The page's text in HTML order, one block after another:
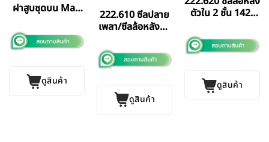
ฝาสูบชุดบน Man
ดูสินค้า
222.610 ซีลปลาย
เพลา/ซีลล้อหลังตัว
10/13 Scania 113
ดูสินค้า
ตัวใน 2 ชั้น 142-
Scania 124
ดูสินค้า